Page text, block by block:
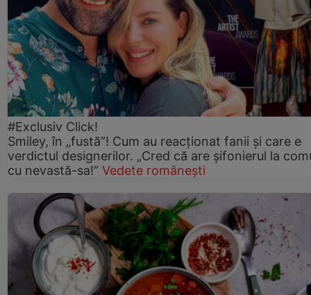
#Exclusiv Click!
Smiley, în „fustă”! Cum au reacționat fanii și care e
verdictul designerilor. „Cred că are șifonierul la
cu nevastă-sa!” Vedete românești